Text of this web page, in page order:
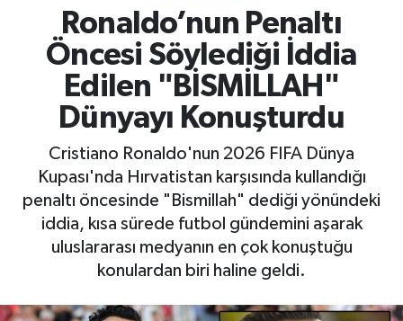
Ronaldo’nun Penaltı
Öncesi Söylediği İddia
Edilen "BİSMİLLAH"
Dünyayı Konuşturdu
Cristiano Ronaldo'nun 2026 FIFA Dünya
Kupası'nda Hırvatistan karşısında kullandığı
penaltı öncesinde "Bismillah" dediği yönündeki
iddia, kısa sürede futbol gündemini aşarak
uluslararası medyanın en çok konuştuğu
konulardan biri haline geldi.
Borsa Haberleri
İş Dünyası
Lojistik
Otovitrin
Asayiş
Magazin
Süper Lig Puan Durumu ve Fikstür
Tüm Manşetler
Son Dakika Haberleri
Haber Arşivi